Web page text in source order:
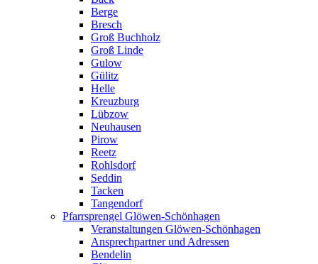
Berge
Bresch
Groß Buchholz
Groß Linde
Gulow
Gülitz
Helle
Kreuzburg
Lübzow
Neuhausen
Pirow
Reetz
Rohlsdorf
Seddin
Tacken
Tangendorf
Pfarrsprengel Glöwen-Schönhagen
Veranstaltungen Glöwen-Schönhagen
Ansprechpartner und Adressen
Bendelin